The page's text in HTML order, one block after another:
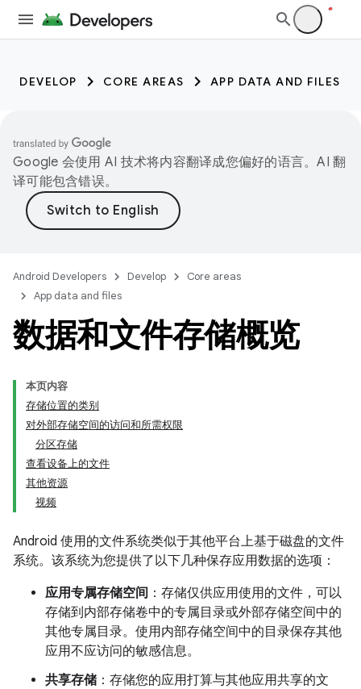
DEVELOP CORE AREAS APP DATA AND FILES
Google 会使用 AI 技术将内容翻译成您偏好的语言。AI 翻
译可能包含错误。
Android Developers Develop
Core areas
App data and files
数据和文件存储概览
本页内容
存储位置的类别
对外部存储空间的访问和所需权限
分区存储
查看设备上的文件
其他资源
视频
Android 使用的文件系统类似于其他平台上基于磁盘的文件
系统。该系统为您提供了以下几种保存应用数据的选项：
应用专属存储空间 ：存储仅供应用使用的文件，可以
存储到内部存储卷中的专属目录或外部存储空间中的
其他专属目录。使用内部存储空间中的目录保存其他
应用不应访问的敏感信息。
共享存储 ：存储您的应用打算与其他应用共享的文